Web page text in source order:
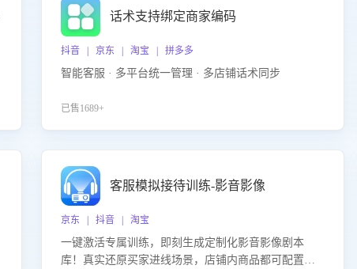
话术支持绑定商家编码
抖音 | 京东 | 淘宝 | 拼多多
智能客服 · 多平台统一管理 · 多店铺话术同步
已售1689+
客服模拟接待训练-影音影像
京东 | 抖音 | 淘宝
一键激活专属训练，即刻生成定制化影音影像剧本
库！真实还原买家进线场景，店铺内商品都可配置到